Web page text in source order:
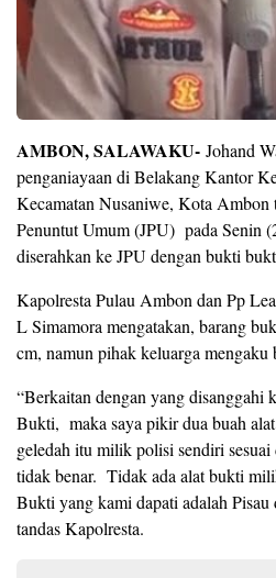
AMBON, SALAWAKU- Johand
penganiayaan di Belakang Kantor
Kecamatan Nusaniwe, Kota Ambon
Penuntut Umum (JPU) pada Senin
diserahkan ke JPU dengan bukti
Kapolresta Pulau Ambon dan Pp
L Simamora mengatakan, barang
cm, namun pihak keluarga
“Berkaitan dengan yang disanggahi
Bukti, maka saya pikir dua buah
geledah itu milik polisi sendiri
tidak benar. Tidak ada alat bukti
Bukti yang kami dapati adalah Pisau
tandas Kapolresta.